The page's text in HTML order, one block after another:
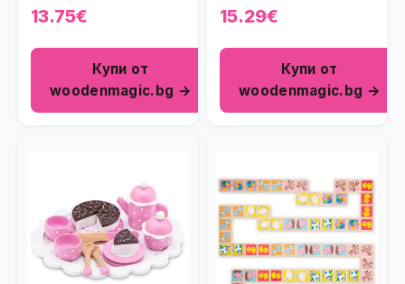
Viga toys
13.75€
Купи от
woodenmagic.bg →
образователни
15.29€
Купи от
woodenmagic.bg →